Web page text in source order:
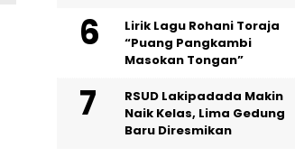
Lirik Lagu Rohani Toraja
“Puang Pangkambi
Masokan Tongan”
RSUD Lakipadada Makin
Naik Kelas, Lima Gedung
Baru Diresmikan